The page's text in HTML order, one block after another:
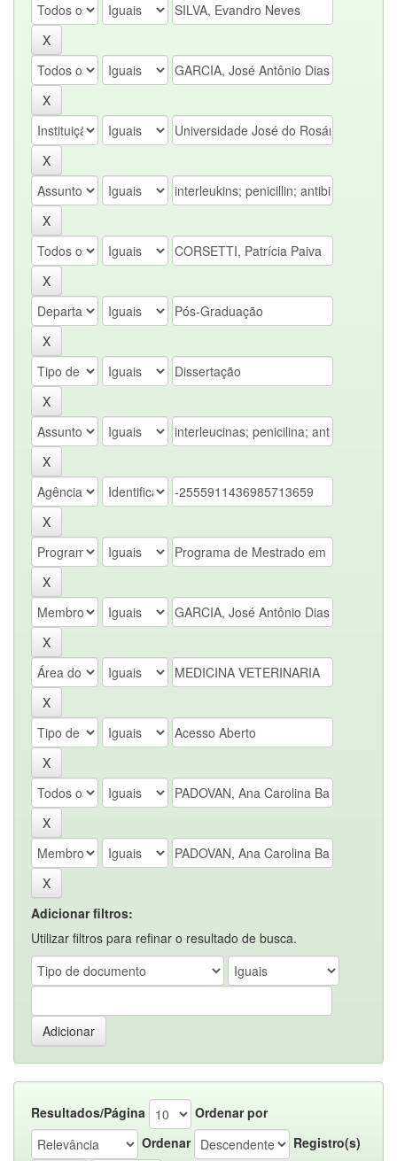
Adicionar filtros:
Utilizar filtros para refinar o resultado de busca.
Resultados/Página
Ordenar por
Ordenar
Registro(s)